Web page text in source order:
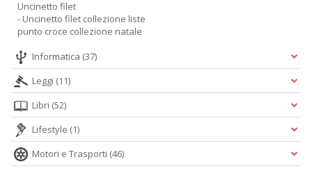
Uncinetto filet
- Uncinetto filet collezione liste
punto croce collezione natale
Informatica (37)
Leggi (11)
Libri (52)
Lifestyle (1)
Motori e Trasporti (46)